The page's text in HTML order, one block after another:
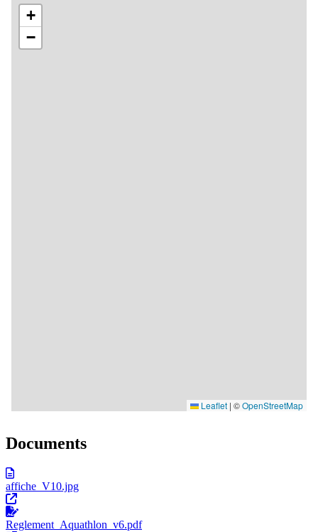
Documents
affiche_V10.jpg
Reglement_Aquathlon_v6.pdf